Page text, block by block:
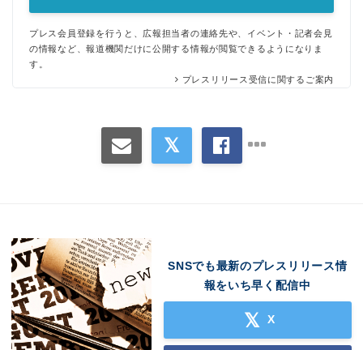
プレス会員登録を行うと、広報担当者の連絡先や、イベント・記者会見
の情報など、報道機関だけに公開する情報が閲覧できるようになりま
す。
プレスリリース受信に関するご案内
SNSでも最新のプレスリリース情
報をいち早く配信中
X